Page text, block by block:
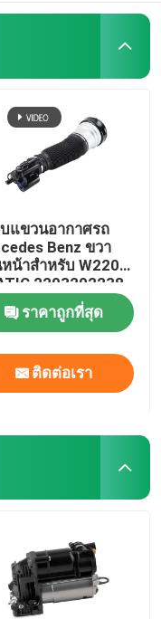
แขวนอากาศรถ
Benz ขวา
น้าสําหรับ W220
2203202238
ราคาถูกที่สุด
ติดต่อเรา